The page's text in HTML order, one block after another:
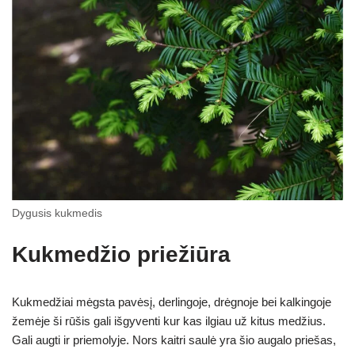
Dygusis kukmedis
Kukmedžio priežiūra
Kukmedžiai mėgsta pavėsį, derlingoje, drėgnoje bei kalkingoje
žemėje ši rūšis gali išgyventi kur kas ilgiau už kitus medžius.
Gali augti ir priemolyje. Nors kaitri saulė yra šio augalo priešas,